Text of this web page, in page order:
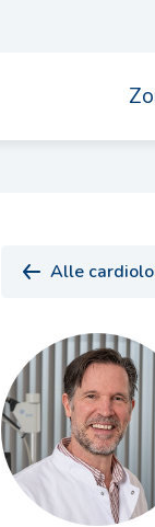
Alle